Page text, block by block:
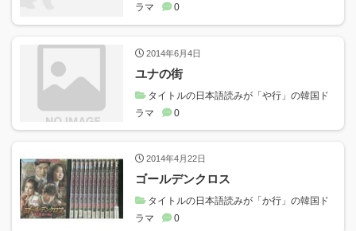
ラマ
0
2014年6月4日
ユナの街
タイトルの日本語読みが「や行」の韓国ド
ラマ
0
2014年4月22日
ゴールデンクロス
タイトルの日本語読みが「か行」の韓国ド
ラマ
0